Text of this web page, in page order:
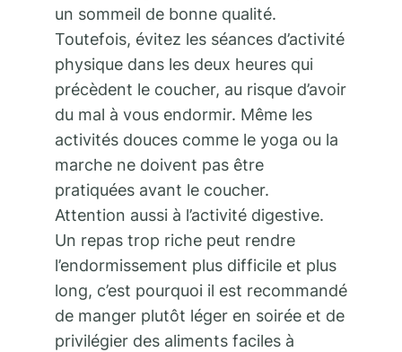
un sommeil de bonne qualité.
Toutefois, évitez les séances d’activité
physique dans les deux heures qui
précèdent le coucher, au risque d’avoir
du mal à vous endormir. Même les
activités douces comme le yoga ou la
marche ne doivent pas être
pratiquées avant le coucher.
Attention aussi à l’activité digestive.
Un repas trop riche peut rendre
l’endormissement plus difficile et plus
long, c’est pourquoi il est recommandé
de manger plutôt léger en soirée et de
privilégier des aliments faciles à